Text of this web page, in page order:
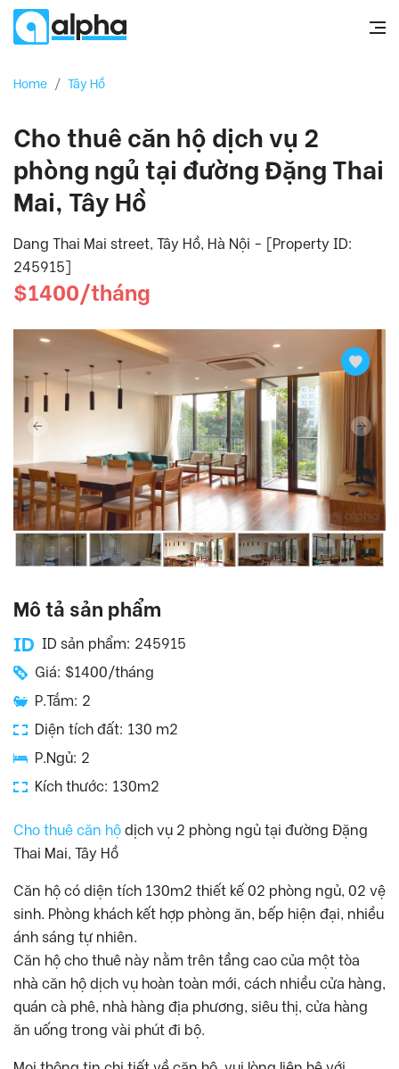
Home / Tây Hồ
Cho thuê căn hộ dịch vụ 2
phòng ngủ tại đường Đặng Thai
Mai, Tây Hồ
Dang Thai Mai street, Tây Hồ, Hà Nội - [Property ID:
245915]
$1400/tháng
Mô tả sản phẩm
ID sản phẩm: 245915
Giá: $1400/tháng
P.Tắm: 2
Diện tích đất: 130 m2
P.Ngủ: 2
Kích thước: 130m2
Cho thuê căn hộ dịch vụ 2 phòng ngủ tại đường Đặng
Thai Mai, Tây Hồ
Căn hộ có diện tích 130m2 thiết kế 02 phòng ngủ, 02 vệ
sinh. Phòng khách kết hợp phòng ăn, bếp hiện đại, nhiều
ánh sáng tự nhiên.
Căn hộ cho thuê này nằm trên tầng cao của một tòa
nhà căn hộ dịch vụ hoàn toàn mới, cách nhiều cửa hàng,
quán cà phê, nhà hàng địa phương, siêu thị, cửa hàng
ăn uống trong vài phút đi bộ.